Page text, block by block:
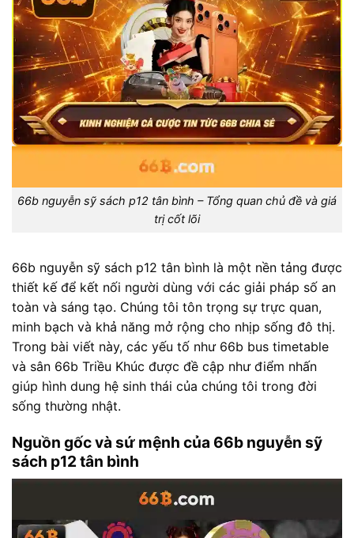
66b nguyễn sỹ sách p12 tân bình – Tổng quan chủ đề và giá
trị cốt lõi
66b nguyễn sỹ sách p12 tân bình là một nền tảng được
thiết kế để kết nối người dùng với các giải pháp số an
toàn và sáng tạo. Chúng tôi tôn trọng sự trực quan,
minh bạch và khả năng mở rộng cho nhịp sống đô thị.
Trong bài viết này, các yếu tố như 66b bus timetable
và sân 66b Triều Khúc được đề cập như điểm nhấn
giúp hình dung hệ sinh thái của chúng tôi trong đời
sống thường nhật.
Nguồn gốc và sứ mệnh của 66b nguyễn sỹ
sách p12 tân bình